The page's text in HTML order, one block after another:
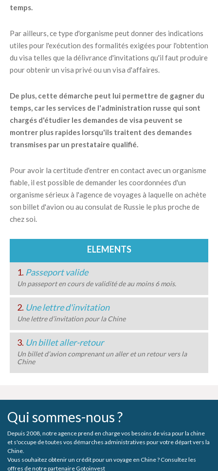
temps.
Par ailleurs, ce type d'organisme peut donner des indications
utiles pour l'exécution des formalités exigées pour l'obtention
du visa telles que la délivrance d'invitations qu'il faut produire
pour obtenir un visa privé ou un visa d'affaires.
De plus, cette démarche peut lui permettre de gagner du
temps, car les services de l'administration russe qui sont
chargés d'étudier les demandes de visa peuvent se
montrer plus rapides lorsqu'ils traitent des demandes
transmises par un prestataire qualifié.
Pour avoir la certitude d'entrer en contact avec un organisme
fiable, il est possible de demander les coordonnées d'un
organisme sérieux à l'agence de voyages à laquelle on achète
son billet d'avion ou au consulat de Russie le plus proche de
chez soi.
ELEMENTS
1. Passeport valide
Un passeport en cours de validité de au moins 6 mois.
2. Une lettre d'invitation
Une lettre d’invitation pour la Chine
3. Un billet aller-retour
Un billet d’avion comprenant un aller et un retour vers la
Chine
Qui sommes-nous ?
Depuis 2008, notre agence prend en charge vos besoins de visa pour la chine
et s'occupe de toutes vos démarches administratives pour votre départ vers la
Chine.
Vous souhaitez obtenir un crédit pour un voyage en Chine ? Consultez les
offres de notre partenaire Gotoinvest